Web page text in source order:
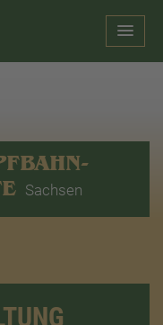
Sachsen